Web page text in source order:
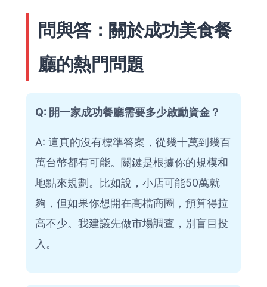
問與答：關於成功美食餐
廳的熱門問題
Q: 開一家成功餐廳需要多少啟動資金？
A: 這真的沒有標準答案，從幾十萬到幾百
萬台幣都有可能。關鍵是根據你的規模和
地點來規劃。比如說，小店可能50萬就
夠，但如果你想開在高檔商圈，預算得拉
高不少。我建議先做市場調查，別盲目投
入。